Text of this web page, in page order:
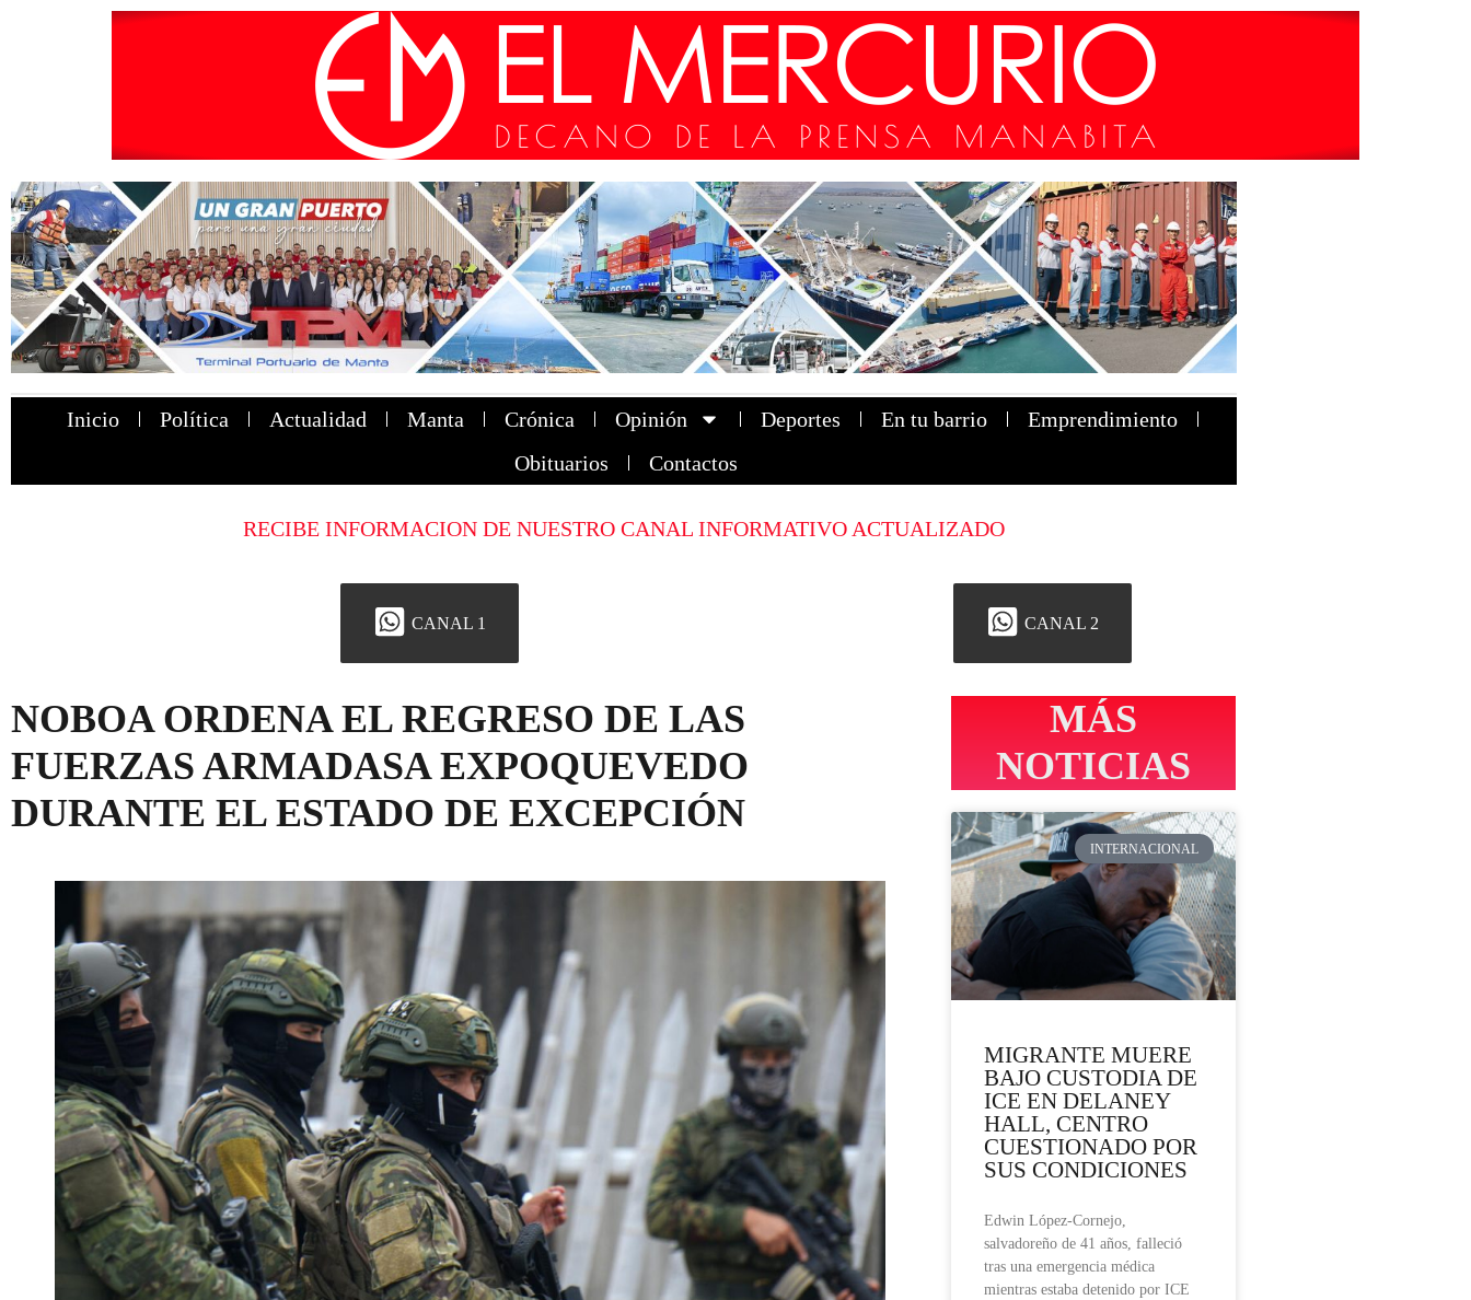
Inicio Política Actualidad Manta Crónica Opinión Deportes En tu barrio
Emprendimiento
Obituarios
Contactos
RECIBE INFORMACION DE NUESTRO CANAL INFORMATIVO ACTUALIZADO
CANAL 1 CANAL 2
NOBOA ORDENA EL REGRESO DE LAS
FUERZAS ARMADASA EXPOQUEVEDO
DURANTE EL ESTADO DE EXCEPCIÓN
MÁS
NOTICIAS
INTERNACIONAL
MIGRANTE MUERE
BAJO CUSTODIA DE
ICE EN DELANEY
HALL, CENTRO
CUESTIONADO POR
SUS CONDICIONES
Edwin López-Cornejo,
salvadoreño de 41 años, falleció
tras una emergencia médica
mientras estaba detenido por ICE